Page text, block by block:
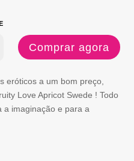
Comprar agora
eróticos a um bom preço,
Love Apricot Swede ! Todo
a imaginação e para a